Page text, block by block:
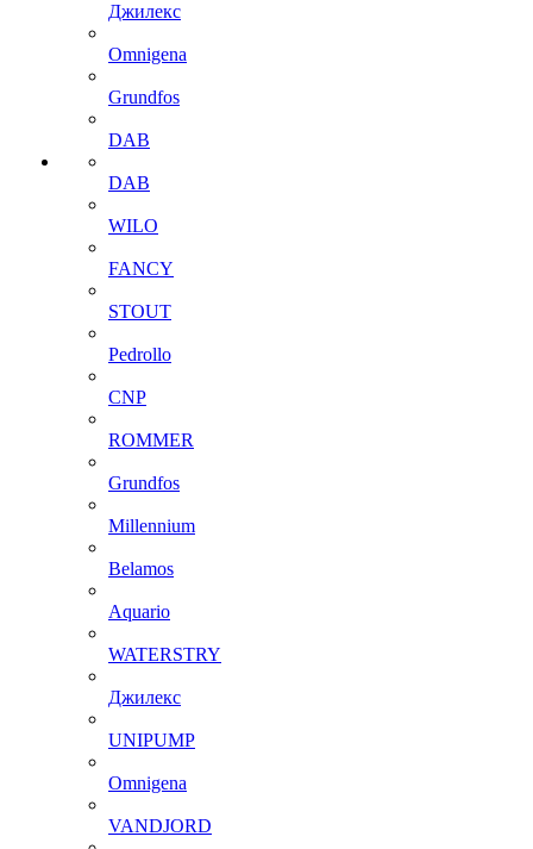
Джилекс
Omnigena
Grundfos
DAB
DAB
WILO
FANCY
STOUT
Pedrollo
CNP
ROMMER
Grundfos
Millennium
Belamos
Aquario
WATERSTRY
Джилекс
UNIPUMP
Omnigena
VANDJORD